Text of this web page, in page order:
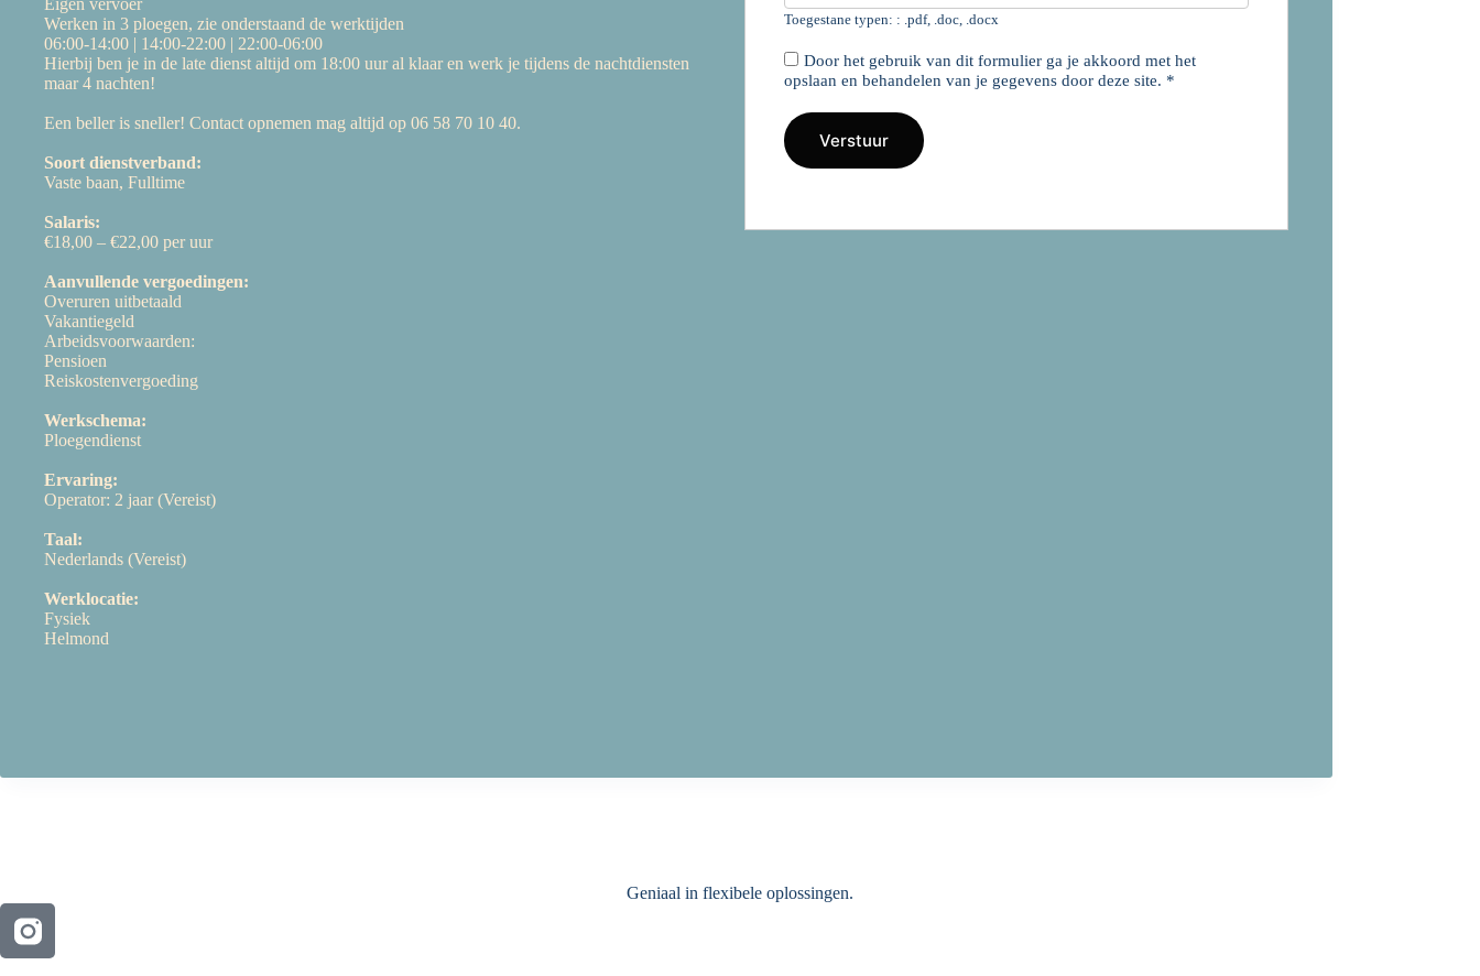
Eigen vervoer
Werken in 3 ploegen, zie onderstaand de werktijden
06:00-14:00 | 14:00-22:00 | 22:00-06:00
Hierbij ben je in de late dienst altijd om 18:00 uur al klaar en werk je tijdens de nachtdiensten
maar 4 nachten!
Een beller is sneller! Contact opnemen mag altijd op 06 58 70 10 40.
Soort dienstverband:
Vaste baan, Fulltime
Salaris:
€18,00 – €22,00 per uur
Aanvullende vergoedingen:
Overuren uitbetaald
Vakantiegeld
Arbeidsvoorwaarden:
Pensioen
Reiskostenvergoeding
Werkschema:
Ploegendienst
Ervaring:
Operator: 2 jaar (Vereist)
Taal:
Nederlands (Vereist)
Werklocatie:
Fysiek
Helmond
Toegestane typen: : .pdf, .doc, .docx
Door het gebruik van dit formulier ga je akkoord met het
opslaan en behandelen van je gegevens door deze site. *
Geniaal in flexibele oplossingen.